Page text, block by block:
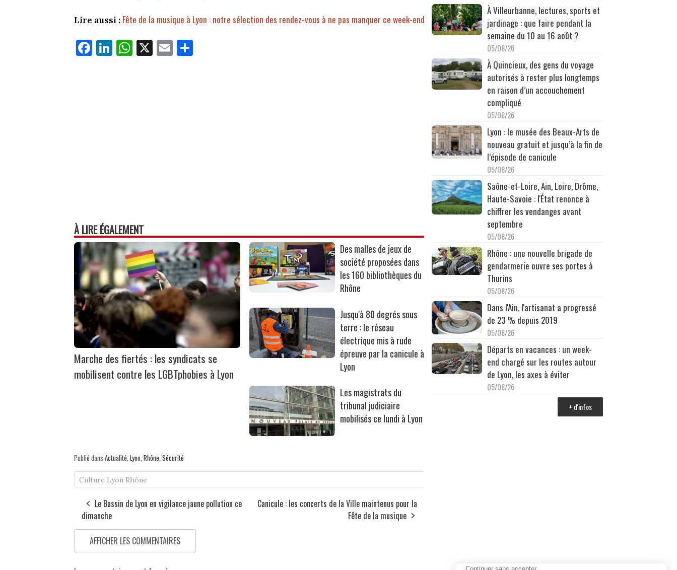
Lire aussi : Fête de la musique à Lyon : notre sélection des rendez-vous à ne pas manquer ce week-end
Fa
ce
Li
nk
W
ha
X E
m
À LIRE ÉGALEMENT
Marche des fiertés : les syndicats se
mobilisent contre les LGBTphobies à Lyon
Des malles de jeux de
société proposées dans
les 160 bibliothèques du
Rhône
Jusqu'à 80 degrés sous
terre : le réseau
électrique mis à rude
épreuve par la canicule à
Lyon
Les magistrats du
tribunal judiciaire
mobilisés ce lundi à Lyon
Publié dans Actualité, Lyon, Rhône, Sécurité
Culture Lyon Rhône
Le Bassin de Lyon en vigilance jaune pollution ce
dimanche
Canicule : les concerts de la Ville maintenus pour la
Fête de la musique
AFFICHER LES COMMENTAIRES
À Villeurbanne, lectures, sports et
jardinage : que faire pendant la
semaine du 10 au 16 août ?
05/08/26
À Quincieux, des gens du voyage
autorisés à rester plus longtemps
en raison d’un accouchement
compliqué
05/08/26
Lyon : le musée des Beaux-Arts de
nouveau gratuit et jusqu’à la fin de
l’épisode de canicule
05/08/26
Saône-et-Loire, Ain, Loire, Drôme,
Haute-Savoie : l'État renonce à
chiffrer les vendanges avant
septembre
05/08/26
Rhône : une nouvelle brigade de
gendarmerie ouvre ses portes à
Thurins
05/08/26
Dans l'Ain, l'artisanat a progressé
de 23 % depuis 2019
05/08/26
Départs en vacances : un week-
end chargé sur les routes autour
de Lyon, les axes à éviter
05/08/26
+ d'infos